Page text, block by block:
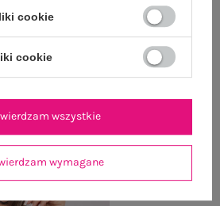
OGLĄDANE
cookie
cookie
wymagane
wszystkie